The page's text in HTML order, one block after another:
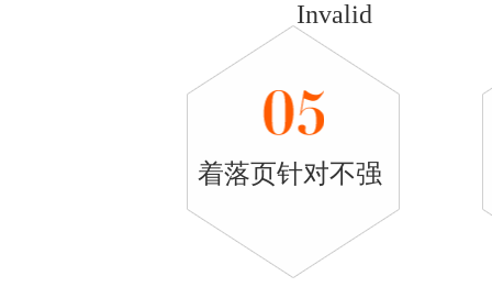
Invalid
clicks
着落页针对不强